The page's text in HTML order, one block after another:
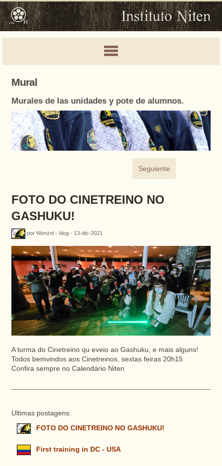
Mural
Murales de las unidades y pote de alumnos.
Seguiente
FOTO DO CINETREINO NO
GASHUKU!
por Wenzel - blog - 13-dic-2021
A turma do Cinetreino qu eveio ao Gashuku, e mais alguns!
Todos bemvindos aos Cinetreinos, sextas feiras 20h15
Confira sempre no Calendário Niten
Ultimas postagens:
FOTO DO CINETREINO NO GASHUKU!
First training in DC - USA